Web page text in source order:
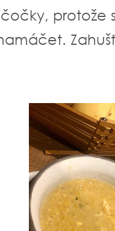
protože